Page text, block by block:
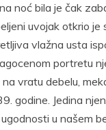
noć bila je čak
uvojak otkrio
vlažna usta
portretu
vratu debelu,
godine. Jedina
u našem